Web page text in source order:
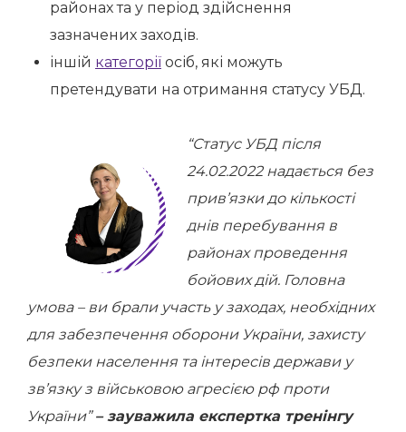
районах та у період здійснення
зазначених заходів.
іншій категорії осіб, які можуть
претендувати на отримання статусу УБД.
“Статус УБД після
24.02.2022 надається без
прив’язки до кількості
днів перебування в
районах проведення
бойових дій. Головна
умова – ви брали участь у заходах, необхідних
для забезпечення оборони України, захисту
безпеки населення та інтересів держави у
зв’язку з військовою агресією рф проти
України”– зауважила експертка тренінгу